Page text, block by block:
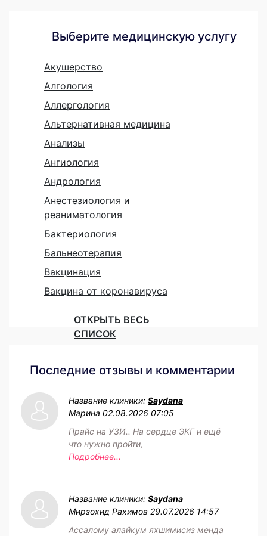
Выберите медицинскую услугу
Акушерство
Алгология
Аллергология
Альтернативная медицина
Анализы
Ангиология
Андрология
Анестезиология и
реаниматология
Бактериология
Бальнеотерапия
Вакцинация
Вакцина от коронавируса
ОТКРЫТЬ ВЕСЬ
СПИСОК
Последние отзывы и комментарии
Название клиники: Saydana
Марина 02.08.2026 07:05
Прайс на УЗИ.. На сердце ЭКГ и ещё
что нужно пройти,
Подробнее...
Название клиники: Saydana
Мирзохид Рахимов 29.07.2026 14:57
Ассалому алайкум яхшимисиз менда